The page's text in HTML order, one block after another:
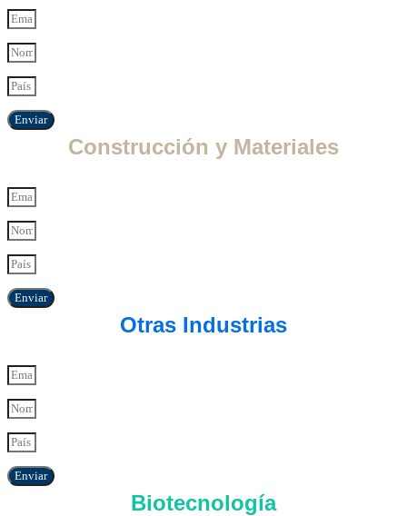
Enviar
Construcción y Materiales
Enviar
Otras Industrias
Enviar
Biotecnología